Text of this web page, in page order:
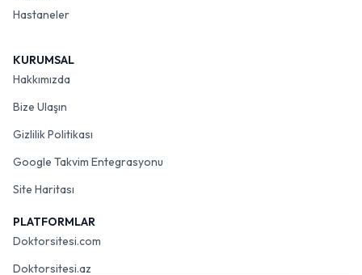
Hastaneler
KURUMSAL
Hakkımızda
Bize Ulaşın
Gizlilik Politikası
Google Takvim Entegrasyonu
Site Haritası
PLATFORMLAR
Doktorsitesi.com
Doktorsitesi.az